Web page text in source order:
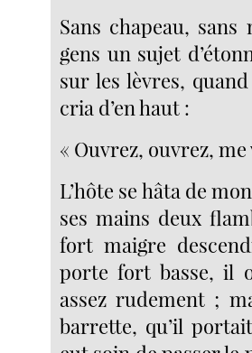
Sans chapeau,
gens un sujet
sur les lèvres,
cria d’en haut :
« Ouvrez, ouvrez, me
L’hôte se hâta de
ses mains deux
fort maigre
porte fort basse, il
assez rudement ;
barrette, qu’il